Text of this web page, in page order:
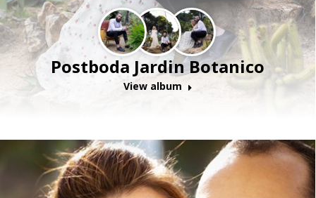
Postboda Jardin Botanico
View album